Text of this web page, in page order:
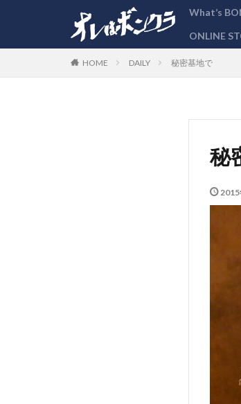
What’s
ONLINE
HOME DAILY 秘密基地で
秘
2015
カ